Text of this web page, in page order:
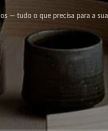
— tudo o que precisa para a sua